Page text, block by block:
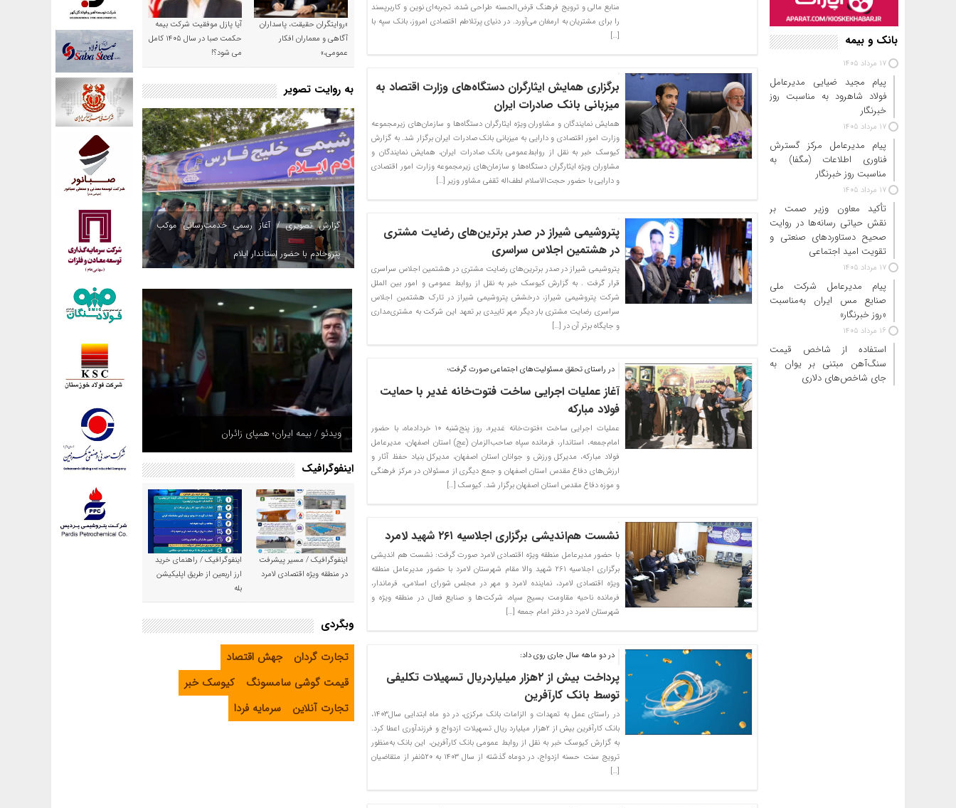
بانک و بیمه
17 مرداد 1405
پیام مجید ضیایی مدیرعامل
فولاد شاهرود به مناسبت روز
خبرنگار
17 مرداد 1405
پیام مدیرعامل مرکز گسترش
فناوری اطلاعات (مگفا) به
مناسبت روز خبرنگار
17 مرداد 1405
تأکید معاون وزیر صمت بر
نقش حیاتی رسانه‌ها در روایت
صحیح دستاوردهای صنعتی و
تقویت امید اجتماعی
17 مرداد 1405
پیام مدیرعامل شرکت ملی
صنایع مس ایران به‌مناسبت
«روز خبرنگار»
16 مرداد 1405
استفاده از شاخص قیمت
سنگ‌آهن مبتنی بر یوان به
جای شاخص‌های دلاری
منابع مالی و ترویج فرهنگ قرض‌الحسنه طراحی شده، تجربه‌ای نوین و کاربرپسند
را برای مشتریان به ارمغان می‌آورد. در دنیای پرتلاطم اقتصادی امروز، بانک سپه با
[…]
برگزاری همایش ایثارگران دستگاه‌های وزارت اقتصاد به
میزبانی بانک صادرات ایران
​همایش نمایندگان و مشاوران ویژه ایثارگران دستگاه‌ها و سازمان‌های زیرمجموعه
وزارت امور اقتصادی و دارایی به میزبانی بانک صادرات ایران برگزار شد. به گزارش
کیوسک خبر به نقل از روابط‌عمومی بانک صادرات ایران، همایش نمایندگان و
مشاوران ویژه ایثارگران دستگاه‌ها و سازمان‌های زیرمجموعه وزارت امور اقتصادی
و دارایی با حضور حجت‌الاسلام لطف‌اله ثقفی مشاور وزیر […]
پتروشیمی شیراز در صدر برترین‌های رضایت مشتری
در هشتمین اجلاس سراسری
پتروشیمی شیراز در صدر برترین‌های رضایت مشتری در هشتمین اجلاس سراسری
قرار گرفت . به گزارش کیوسک خبر به نقل از روابط عمومی و امور بین الملل
شرکت پتروشیمی شیراز، درخشش پتروشیمی شیراز در تارک هشتمین اجلاس
سراسری رضایت مشتری بار دیگر مهر تاییدی بر تعهد این شرکت به مشتری‌مداری
و جایگاه برتر آن در […]
در راستای تحقق مسئولیت‌های اجتماعی صورت گرفت؛
آغاز عملیات اجرایی ساخت فتوت‌خانه غدیر با حمایت
فولاد مبارکه
عملیات اجرایی ساخت «فتوت‌خانه غدیر»، روز پنج‌شنبه ۱۰ خردادماه، با حضور
امام‌جمعه، استاندار، فرمانده سپاه صاحب‌الزمان (عج) استان اصفهان، مدیرعامل
فولاد مبارکه، مدیرکل ورزش و جوانان استان اصفهان، مدیرکل بنیاد حفظ آثار و
ارزش‌های دفاع مقدس استان اصفهان و جمع دیگری از مسئولان در مرکز فرهنگی
و موزه دفاع مقدس استان اصفهان برگزار شد. کیوسک […]
نشست هم‌اندیشی برگزاری اجلاسیه ۲۶۱ شهید لامرد
با حضور مدیرعامل منطقه ویژه اقتصادی لامرد صورت گرفت: نشست هم اندیشی
برگزاری اجلاسیه ۲۶۱ شهید والا مقام شهرستان لامرد با حضور مدیرعامل منطقه
ویژه اقتصادی لامرد، نماینده لامرد و مهر در مجلس شورای اسلامی، فرماندار،
فرمانده ناحیه مقاومت بسیج سپاه، شرکت‌ها و صنایع فعال در منطقه ویژه و
شهرستان لامرد در دفتر امام جمعه […]
در دو ماهه سال جاری روی داد:
پرداخت بیش از ۲هزار میلیاردریال تسهیلات تکلیفی
توسط بانک کارآفرین
در راستای عمل به تعهدات و الزامات بانک مرکزی، در دو ماه ابتدایی سال۱۴۰۳،
بانک کارآفرین بیش از ۲هزار میلیارد ریال تسهیلات ازدواج و فرزندآوری اعطا کرد.
به گزارش کیوسک خبر به نقل از روابط عمومی بانک کارآفرین، این بانک به‌منظور
ترویج سنت حسنه ازدواج، در دوماه گذشته از سال ۱۴۰۳ به ۵۲۰نفر از متقاضیان
[…]
«روایتگران حقیقت، پاسداران
آگاهی و معماران افکار
عمومی،»
آیا پازل موفقیت شرکت بیمه
حکمت صبا در سال ۱۴۰۵ کامل
می شود؟!
به روایت تصویر
گزارش تصویری / آغاز رسمی خدمت‌رسانی موکب
پتروخادم با حضور استاندار ایلام
ویدئو / بیمه ایران؛ همپای زائران
حمله پهپادی به مقر تروریست‌ها در شمال عراق؛
انفجارهای مهیب در اربیل و سلیمانیه + ویدئو
اینفوگرافیک
اینفوگرافیک / مسیر پیشرفت
در منطقه ویژه اقتصادی لامرد
اینفوگرافیک / راهنمای خرید
ارز اربعین از طریق اپلیکیشن
بله
وبگردی
تجارت گردان
جهش اقتصاد
قیمت گوشی سامسونگ
کیوسک خبر
تجارت آنلاین
سرمایه فردا